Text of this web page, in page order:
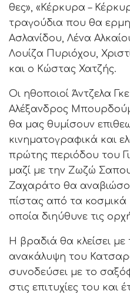
θες», «Κέρκυρα –
τραγούδια που θα
Ασλανίδου, Λένα
Λουίζα Πυριόχου,
και ο Κώστας Χατζής.
Οι ηθοποιοί Άντζελα
Αλέξανδρος
θα μας θυμίσουν
κινηματογραφικά και
πρώτης περιόδου του
μαζί με την Ζωζώ
Ζαχαράτο θα
πίστας από τα
οποία διηύθυνε τις
Η βραδιά θα κλείσει με
ανακάλυψη του
συνοδεύσει με το
στις επιτυχίες του